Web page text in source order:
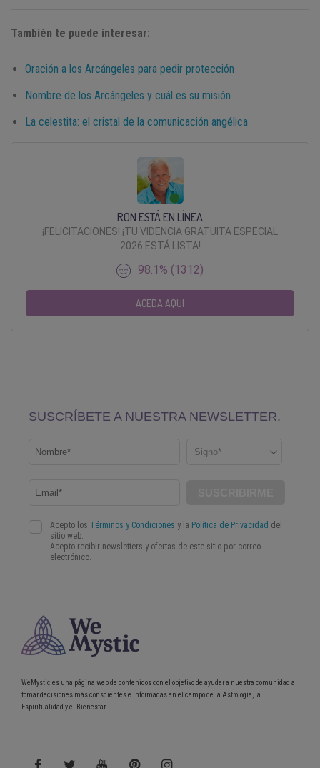
También te puede interesar:
Oración a los Arcángeles para pedir protección
Nombre de los Arcángeles y cuál es su misión
La celestita: el cristal de la comunicación angélica
RON ESTÁ EN LÍNEA
¡FELICITACIONES! ¡TU VIDENCIA GRATUITA ESPECIAL
2026 ESTÁ LISTA!
98.1% (1312)
ACEDA AQUI
WeMystic es una página web de contenidos con el objetivo de ayudar a nuestra comunidad a
tomar decisiones más conscientes e informadas en el campo de la Astrología, la
Espiritualidad y el Bienestar.